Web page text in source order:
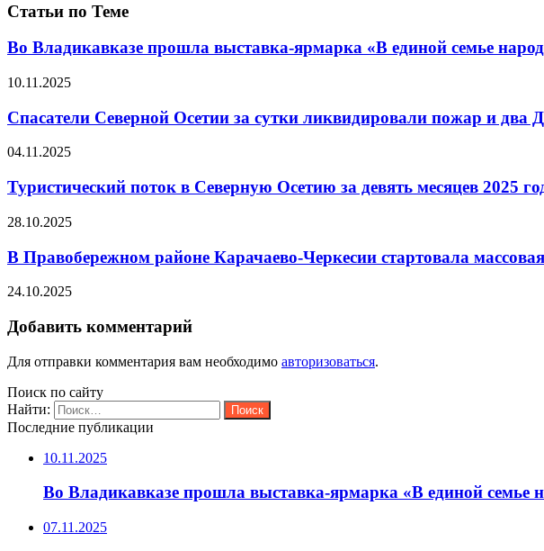
Статьи по Теме
Во Владикавказе прошла выставка-ярмарка «В единой семье
10.11.2025
Спасатели Северной Осетии за сутки ликвидировали пожар и два
04.11.2025
Туристический поток в Северную Осетию за девять месяцев 2025
28.10.2025
В Правобережном районе Карачаево-Черкесии стартовала
24.10.2025
Добавить комментарий
Для отправки комментария вам необходимо авторизоваться.
Поиск по сайту
Найти:
Последние публикации
10.11.2025
Во Владикавказе прошла выставка-ярмарка «В единой семье
07.11.2025